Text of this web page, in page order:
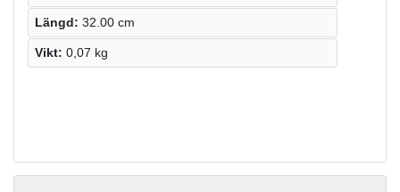
Längd: 32.00 cm
Vikt: 0,07 kg